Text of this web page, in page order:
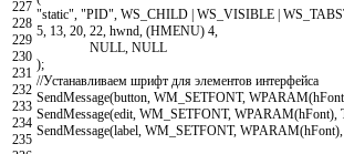
227
228
229
230
231
232
233
234
235
"static", "PID", WS_CHILD WS_VISIBLE
5, 13, 20, 22, hwnd, (HMENU) 4,
NULL, NULL
);
//Устанавливаем шрифт для элементов интерфейса
SendMessage(button, WM_SETFONT, WPARAM(hFont
SendMessage(edit, WM_SETFONT, WPARAM(hFont),
SendMessage(label, WM_SETFONT, WPARAM(hFont),